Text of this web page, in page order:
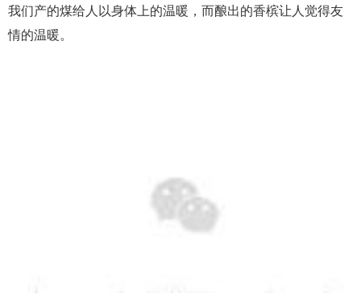
我们产的煤给人以身体上的温暖，而酿出的香槟让人觉得友
情的温暖。